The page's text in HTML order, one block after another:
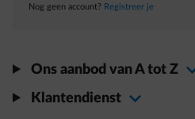
Nog geen account? Registreer je
Ons aanbod van A tot Z
Klantendienst